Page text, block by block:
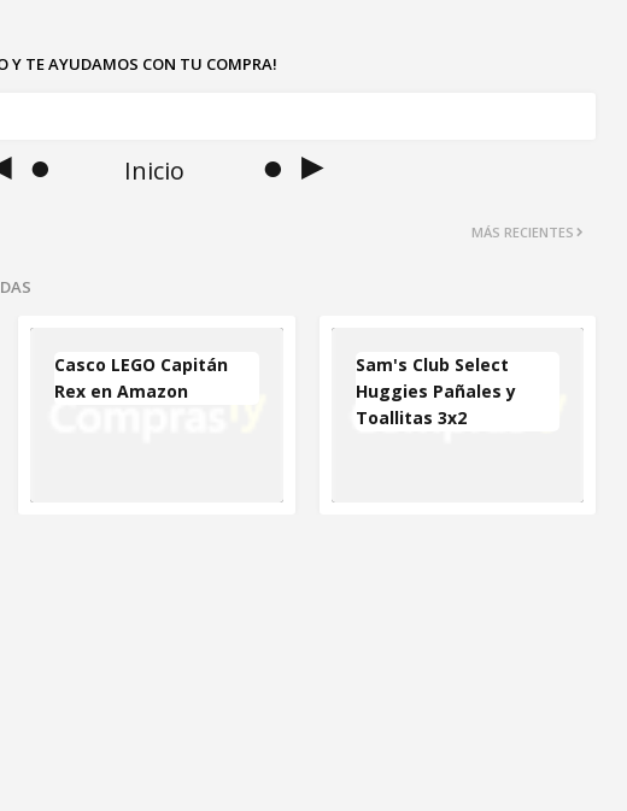
Y TE AYUDAMOS CON TU COMPRA!
● Inicio ● ►
MÁS RECIENTES
Casco LEGO Capitán
Rex en Amazon
Sam's Club Select
Huggies Pañales y
Toallitas 3x2